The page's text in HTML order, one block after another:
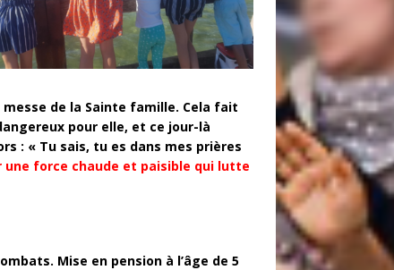
de la Sainte famille. Cela fait
pour elle, et ce jour-là
: « Tu sais, tu es dans mes prières
une force chaude et paisible qui lutte
Mise en pension à l’âge de 5